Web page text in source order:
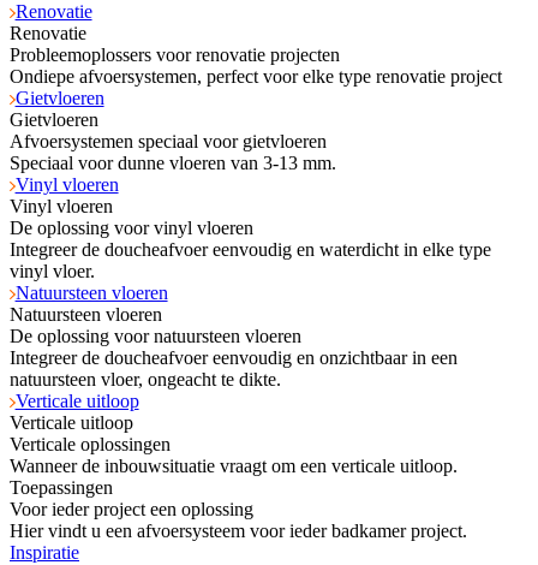
Renovatie
Renovatie
Probleemoplossers voor renovatie projecten
Ondiepe afvoersystemen, perfect voor elke type renovatie project
Gietvloeren
Gietvloeren
Afvoersystemen speciaal voor gietvloeren
Speciaal voor dunne vloeren van 3-13 mm.
Vinyl vloeren
Vinyl vloeren
De oplossing voor vinyl vloeren
Integreer de doucheafvoer eenvoudig en waterdicht in elke type
vinyl vloer.
Natuursteen vloeren
Natuursteen vloeren
De oplossing voor natuursteen vloeren
Integreer de doucheafvoer eenvoudig en onzichtbaar in een
natuursteen vloer, ongeacht te dikte.
Verticale uitloop
Verticale uitloop
Verticale oplossingen
Wanneer de inbouwsituatie vraagt om een verticale uitloop.
Toepassingen
Voor ieder project een oplossing
Hier vindt u een afvoersysteem voor ieder badkamer project.
Inspiratie